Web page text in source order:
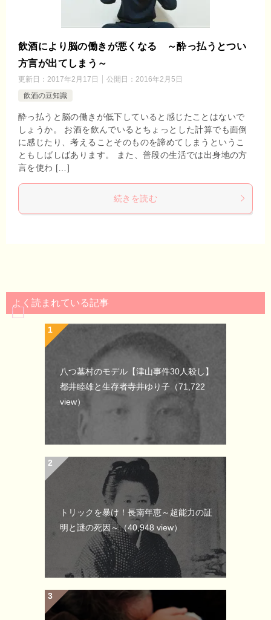
飲酒により脳の働きが悪くなる ～酔っ払うとつい
方言が出てしまう～
更新日： 2017年2月17日 公開日： 2016年2月5日
飲酒の豆知識
酔っ払うと脳の働きが低下していると感じたことはないで
しょうか。 お酒を飲んでいるとちょっとした計算でも面倒
に感じたり、考えることそのものを諦めてしまうというこ
ともしばしばあります。 また、普段の生活では出身地の方
言を使わ […]
続きを読む
よく読まれている記事
八つ墓村のモデル【津山事件30人殺し】
都井睦雄と生存者寺井ゆり子 （71,722
view）
トリックを暴け！長南年恵～超能力の証
明と謎の死因～（40,948 view）